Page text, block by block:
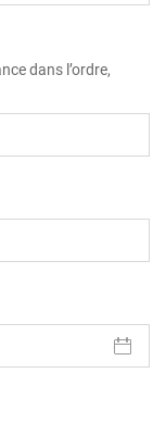
dans l’ordre,